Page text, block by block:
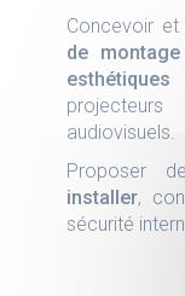
Concevoir
de
esthétiques
audiovisuels.
Proposer
installer,
sécurité